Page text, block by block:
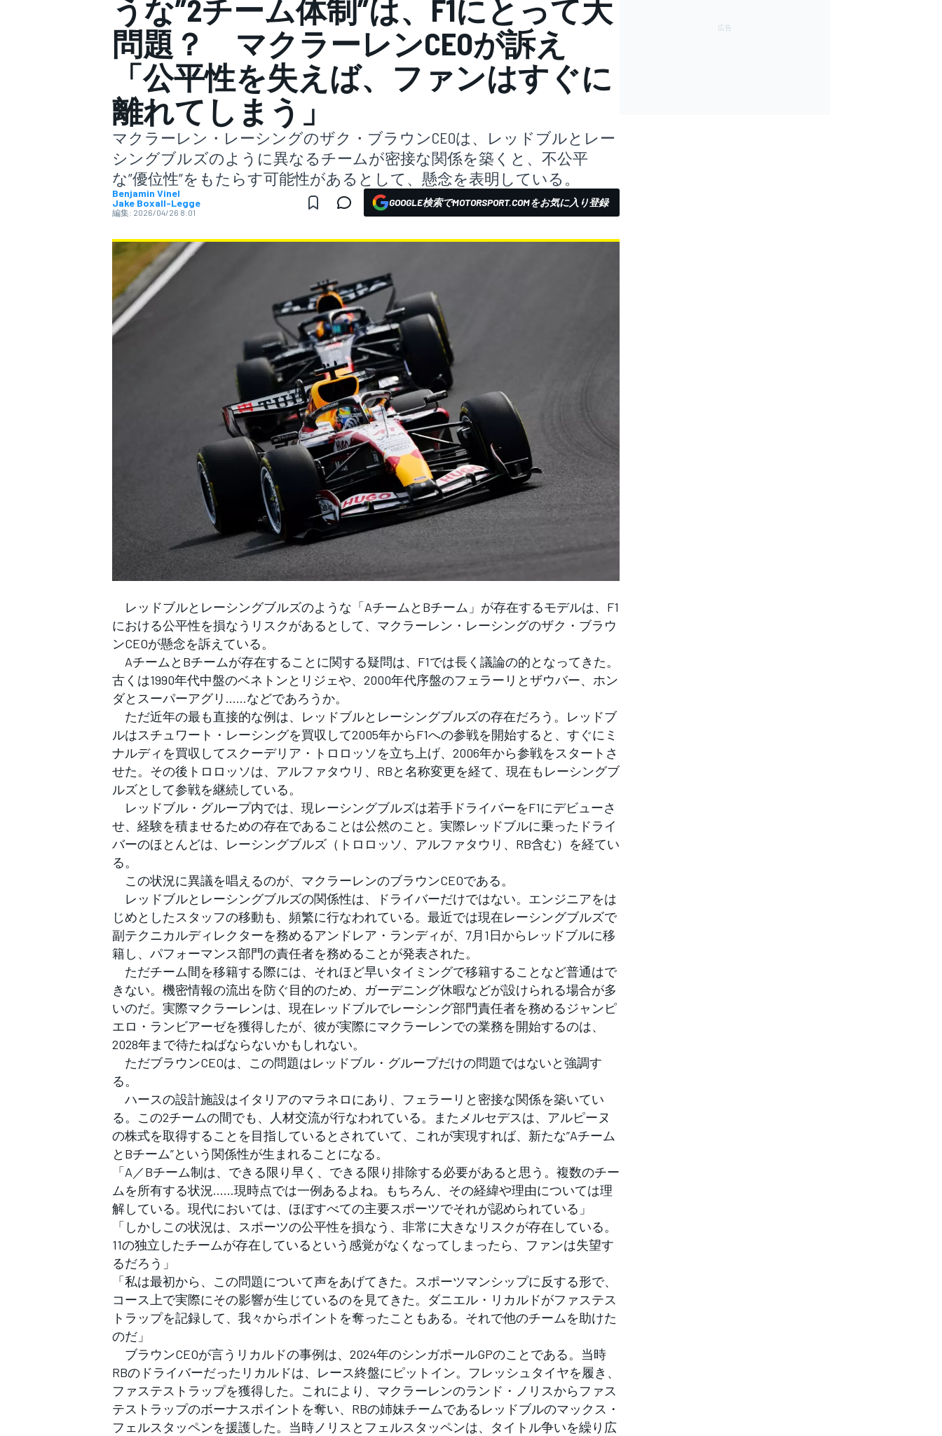
スーパーフォーミュラ
スーパーGT
フォーミュラE
すべてのカテゴリー
うな”2チーム体制”は、F1にとって大
問題？ マクラーレンCEOが訴え
「公平性を失えば、ファンはすぐに
離れてしまう」
マクラーレン・レーシングのザク・ブラウンCEOは、レッドブルとレー
シングブルズのように異なるチームが密接な関係を築くと、不公平
な”優位性”をもたらす可能性があるとして、懸念を表明している。
Benjamin Vinel
Jake Boxall-Legge
編集: 2026/04/26 8:01
GOOGLE検索でMOTORSPORT.COMをお気に入り登録
レッドブルとレーシングブルズのような「AチームとBチーム」が存在するモデルは、F1
における公平性を損なうリスクがあるとして、マクラーレン・レーシングのザク・ブラウ
ンCEOが懸念を訴えている。
AチームとBチームが存在することに関する疑問は、F1では長く議論の的となってきた。
古くは1990年代中盤のベネトンとリジェや、2000年代序盤のフェラーリとザウバー、ホン
ダとスーパーアグリ……などであろうか。
ただ近年の最も直接的な例は、レッドブルとレーシングブルズの存在だろう。レッドブ
ルはスチュワート・レーシングを買収して2005年からF1への参戦を開始すると、すぐにミ
ナルディを買収してスクーデリア・トロロッソを立ち上げ、2006年から参戦をスタートさ
せた。その後トロロッソは、アルファタウリ、RBと名称変更を経て、現在もレーシングブ
ルズとして参戦を継続している。
レッドブル・グループ内では、現レーシングブルズは若手ドライバーをF1にデビューさ
せ、経験を積ませるための存在であることは公然のこと。実際レッドブルに乗ったドライ
バーのほとんどは、レーシングブルズ（トロロッソ、アルファタウリ、RB含む）を経てい
る。
この状況に異議を唱えるのが、マクラーレンのブラウンCEOである。
レッドブルとレーシングブルズの関係性は、ドライバーだけではない。エンジニアをは
じめとしたスタッフの移動も、頻繁に行なわれている。最近では現在レーシングブルズで
副テクニカルディレクターを務めるアンドレア・ランディが、7月1日からレッドブルに移
籍し、パフォーマンス部門の責任者を務めることが発表された。
ただチーム間を移籍する際には、それほど早いタイミングで移籍することなど普通はで
きない。機密情報の流出を防ぐ目的のため、ガーデニング休暇などが設けられる場合が多
いのだ。実際マクラーレンは、現在レッドブルでレーシング部門責任者を務めるジャンピ
エロ・ランビアーゼを獲得したが、彼が実際にマクラーレンでの業務を開始するのは、
2028年まで待たねばならないかもしれない。
ただブラウンCEOは、この問題はレッドブル・グループだけの問題ではないと強調す
る。
ハースの設計施設はイタリアのマラネロにあり、フェラーリと密接な関係を築いてい
る。この2チームの間でも、人材交流が行なわれている。またメルセデスは、アルピーヌ
の株式を取得することを目指しているとされていて、これが実現すれば、新たな”Aチーム
とBチーム”という関係性が生まれることになる。
「A／Bチーム制は、できる限り早く、できる限り排除する必要があると思う。複数のチー
ムを所有する状況……現時点では一例あるよね。もちろん、その経緯や理由については理
解している。現代においては、ほぼすべての主要スポーツでそれが認められている」
「しかしこの状況は、スポーツの公平性を損なう、非常に大きなリスクが存在している。
11の独立したチームが存在しているという感覚がなくなってしまったら、ファンは失望す
るだろう」
「私は最初から、この問題について声をあげてきた。スポーツマンシップに反する形で、
コース上で実際にその影響が生じているのを見てきた。ダニエル・リカルドがファステス
トラップを記録して、我々からポイントを奪ったこともある。それで他のチームを助けた
のだ」
ブラウンCEOが言うリカルドの事例は、2024年のシンガポールGPのことである。当時
RBのドライバーだったリカルドは、レース終盤にピットイン。フレッシュタイヤを履き、
ファステストラップを獲得した。これにより、マクラーレンのランド・ノリスからファス
テストラップのボーナスポイントを奪い、RBの姉妹チームであるレッドブルのマックス・
フェルスタッペンを援護した。当時ノリスとフェルスタッペンは、タイトル争いを繰り広